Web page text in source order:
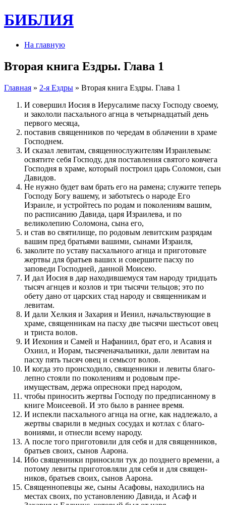
БИБЛИЯ
На главную
Вторая книга Ездры. Глава 1
Главная » 2-я Ездры » Вторая книга Ездры. Глава 1
И совершил Иосия в Иерусалиме пасху Го­с­по­ду своему,
и закололи пасхального агнца в четырнадцатый день
первого месяца,
поставив священ­ников по чередам в облаче­нии в храме
Го­с­по­днем.
И сказал левитам, священно­служителям Израилевым:
освятите себя Го­с­по­ду, для по­ставле­ния святого ковчега
Го­с­по­дня в храме, который по­стро­ил царь Соломон, сын
Давидов.
Не нужно будет вам брать его на рамена; служите теперь
Го­с­по­ду Богу вашему, и заботьтесь о народе Его
Израиле, и устройтесь по родам и по­коле­ниям вашим,
по расписанию Давида, царя Израилева, и по
великолепию Соломона, сына его,
и став во святилище, по родовым левитским раз­рядам
вашим пред братьями вашими, сынами Израиля,
заколите по уставу пасхального агнца и при­готовьте
жертвы для братьев ваших и совершите пасху по
заповеди Го­с­по­дней, дан­ной Мо­исею.
И дал Иосия в дар находив­шемуся там народу тридцать
тысяч агнцев и козлов и три тысячи тельцов; это по
обету дано от царских стад народу и священ­никам и
левитам.
И дали Хелкия и Захария и Иеиил, началь­ству­ю­щие в
храме, священ­никам на пасху две тысячи шестьсот овец
и триста волов.
И Иехония и Самей и Нафаниил, брат его, и Асавия и
Охиил, и Иорам, тысяченачальники, дали левитам на
пасху пять тысяч овец и семьсот волов.
И когда это про­исходило, священ­ники и левиты бла­го­
лепно стояли по поколе­ниям и родовым пре­
имуществам, держа опресноки пред народом,
чтобы при­носить жертвы Го­с­по­ду по предписан­ному в
книге Мо­исеевой. И это было в ран­нее время.
И испекли пасхального агнца на огне, как надлежало, а
жертвы сварили в медных сосудах и котлах с благо­
вониями, и отнесли всему народу.
А по­сле того при­готовили для себя и для священ­ников,
братьев сво­их, сынов Аарона.
Ибо священ­ники при­носили тук до по­зднего време­ни, а
по­тому левиты при­готовляли для себя и для священ­
ников, братьев сво­их, сынов Аарона.
Священ­нопевцы же, сыны Асафовы, находились на
местах сво­их, по установле­нию Давида, и Асаф и